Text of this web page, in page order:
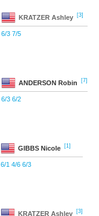
KRATZER Ashley [3]
6/3 7/5
ANDERSON Robin [7]
6/3 6/2
GIBBS Nicole [1]
6/1 4/6 6/3
KRATZER Ashley [3]